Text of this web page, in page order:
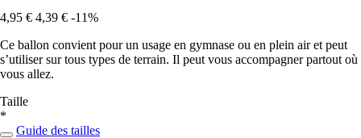
4,95 € 4,39 € -11%
Ce ballon convient pour un usage en gymnase ou en plein air et peut
s’utiliser sur tous types de terrain. Il peut vous accompagner partout où
vous allez.
Taille
*
Guide des tailles